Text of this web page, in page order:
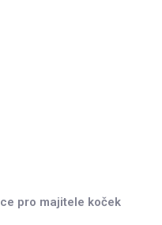
pro majitele koček